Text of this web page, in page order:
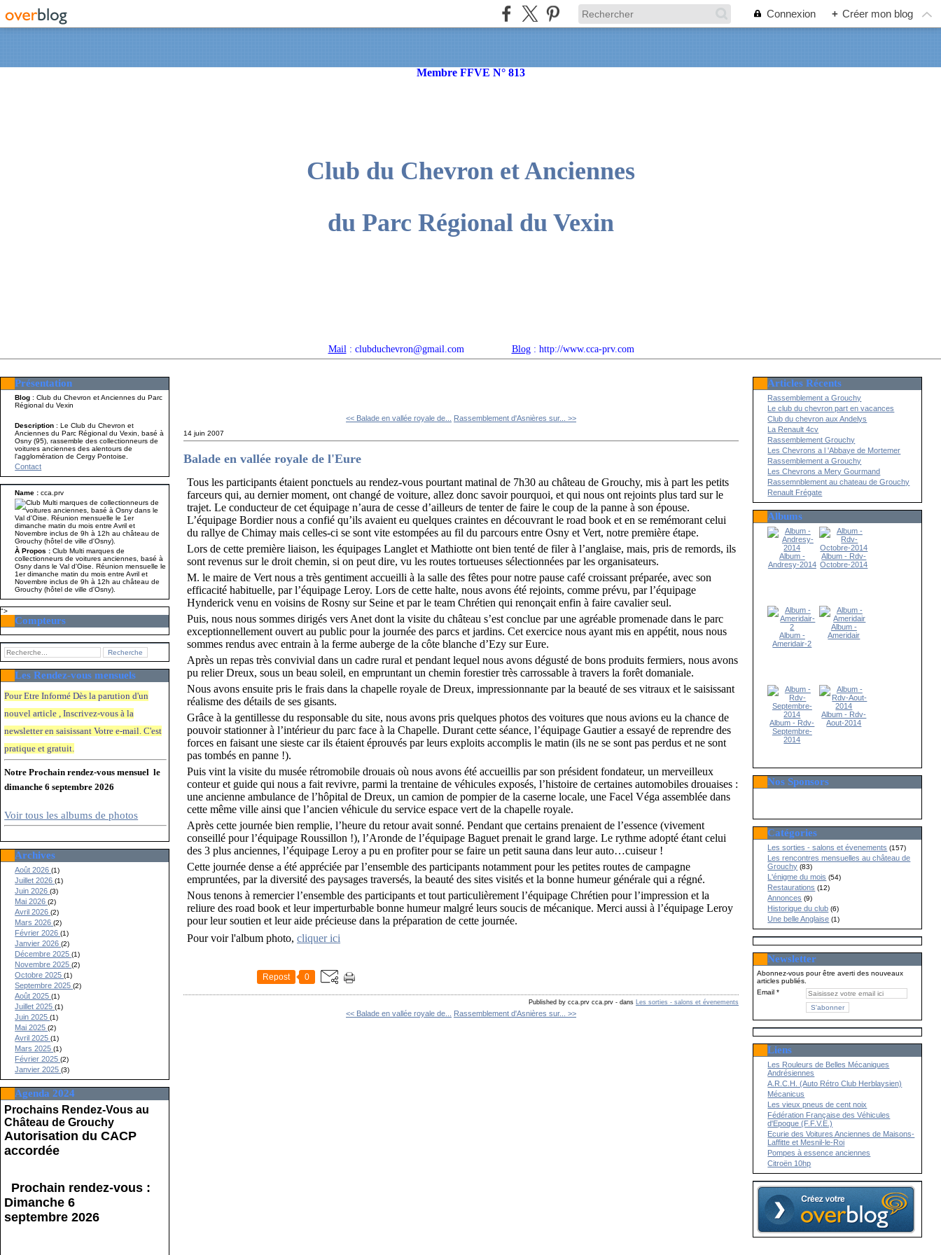
Connexion + Créer mon blog
Membre FFVE N° 813
Club du Chevron et Anciennes
du Parc Régional du Vexin
Mail : clubduchevron@gmail.com Blog: http://www.cca-prv.com
Présentation
Blog : Club du Chevron et Anciennes du Parc
Régional du Vexin
Description: Le Club du Chevron et
Anciennes du Parc Régional du Vexin, basé à
Osny (95), rassemble des collectionneurs de
voitures anciennes des alentours de
l'agglomération de Cergy Pontoise.
Contact
Name :cca.prv
À Propos :Club Multi marques de
collectionneurs de voitures anciennes, basé à
Osny dans le Val d'Oise. Réunion mensuelle le
1er dimanche matin du mois entre Avril et
Novembre inclus de 9h à 12h au château de
Grouchy (hôtel de ville d'Osny).
">
Compteurs
Les Rendez-vous mensuels
Pour Etre Informé Dès la parution d'un
nouvel article , Inscrivez-vous à la
newsletter en saisissant Votre e-mail. C'est
pratique et gratuit.
Notre Prochain rendez-vous mensuel le
dimanche 6 septembre 2026
Voir tous les albums de photos
Archives
Août 2026(1)
Juillet 2026(1)
Juin 2026(3)
Mai 2026(2)
Avril 2026(2)
Mars 2026(2)
Février 2026(1)
Janvier 2026(2)
Décembre 2025(1)
Novembre 2025(2)
Octobre 2025(1)
Septembre 2025(2)
Août 2025(1)
Juillet 2025(1)
Juin 2025(1)
Mai 2025(2)
Avril 2025(1)
Mars 2025(1)
Février 2025(2)
Janvier 2025(3)
Agenda 2024
Prochains Rendez-Vous au
Château de Grouchy
Autorisation du CACP
accordée
Prochain rendez-vous :
Dimanche 6
septembre 2026
<< Balade en vallée royale de... Rassemblement d'Asnières sur... >>
14 juin 2007
Balade en vallée royale de l'Eure
Tous les participants étaient ponctuels au rendez-vous pourtant matinal de 7h30 au château de Grouchy, mis à part les petits
farceurs qui, au dernier moment, ont changé de voiture, allez donc savoir pourquoi, et qui nous ont rejoints plus tard sur le
trajet. Le conducteur de cet équipage n’aura de cesse d’ailleurs de tenter de faire le coup de la panne à son épouse.
L’équipage Bordier nous a confié qu’ils avaient eu quelques craintes en découvrant le road book et en se remémorant celui
du rallye de Chimay mais celles-ci se sont vite estompées au fil du parcours entre Osny et Vert, notre première étape.
Lors de cette première liaison, les équipages Langlet et Mathiotte ont bien tenté de filer à l’anglaise, mais, pris de remords, ils
sont revenus sur le droit chemin, si on peut dire, vu les routes tortueuses sélectionnées par les organisateurs.
M. le maire de Vert nous a très gentiment accueilli à la salle des fêtes pour notre pause café croissant préparée, avec son
efficacité habituelle, par l’équipage Leroy. Lors de cette halte, nous avons été rejoints, comme prévu, par l’équipage
Hynderick venu en voisins de Rosny sur Seine et par le team Chrétien qui renonçait enfin à faire cavalier seul.
Puis, nous nous sommes dirigés vers Anet dont la visite du château s’est conclue par une agréable promenade dans le parc
exceptionnellement ouvert au public pour la journée des parcs et jardins. Cet exercice nous ayant mis en appétit, nous nous
sommes rendus avec entrain à la ferme auberge de la côte blanche d’Ezy sur Eure.
Après un repas très convivial dans un cadre rural et pendant lequel nous avons dégusté de bons produits fermiers, nous avons
pu relier Dreux, sous un beau soleil, en empruntant un chemin forestier très carrossable à travers la forêt domaniale.
Nous avons ensuite pris le frais dans la chapelle royale de Dreux, impressionnante par la beauté de ses vitraux et le saisissant
réalisme des détails de ses gisants.
Grâce à la gentillesse du responsable du site, nous avons pris quelques photos des voitures que nous avions eu la chance de
pouvoir stationner à l’intérieur du parc face à la Chapelle. Durant cette séance, l’équipage Gautier a essayé de reprendre des
forces en faisant une sieste car ils étaient éprouvés par leurs exploits accomplis le matin (ils ne se sont pas perdus et ne sont
pas tombés en panne !).
Puis vint la visite du musée rétromobile drouais où nous avons été accueillis par son président fondateur, un merveilleux
conteur et guide qui nous a fait revivre, parmi la trentaine de véhicules exposés, l’histoire de certaines automobiles drouaises :
une ancienne ambulance de l’hôpital de Dreux, un camion de pompier de la caserne locale, une Facel Véga assemblée dans
cette même ville ainsi que l’ancien véhicule du service espace vert de la chapelle royale.
Après cette journée bien remplie, l’heure du retour avait sonné. Pendant que certains prenaient de l’essence (vivement
conseillé pour l’équipage Roussillon !), l’Aronde de l’équipage Baguet prenait le grand large. Le rythme adopté étant celui
des 3 plus anciennes, l’équipage Leroy a pu en profiter pour se faire un petit sauna dans leur auto…cuiseur !
Cette journée dense a été appréciée par l’ensemble des participants notamment pour les petites routes de campagne
empruntées, par la diversité des paysages traversés, la beauté des sites visités et la bonne humeur générale qui a régné.
Nous tenons à remercier l’ensemble des participants et tout particulièrement l’équipage Chrétien pour l’impression et la
reliure des road book et leur imperturbable bonne humeur malgré leurs soucis de mécanique. Merci aussi à l’équipage Leroy
pour leur soutien et leur aide précieuse dans la préparation de cette journée.
Pour voir l'album photo,cliquer ici
Repost 0
Published by cca.prv cca.prv - dans Les sorties - salons et évenements
<< Balade en vallée royale de... Rassemblement d'Asnières sur... >>
Articles Récents
Rassemblement a Grouchy
Le club du chevron part en vacances
Club du chevron aux Andelys
La Renault 4cv
Rassemblement Grouchy
Les Chevrons a l 'Abbaye de Mortemer
Rassemblement a Grouchy
Les Chevrons a Mery Gourmand
Rassemnblement au chateau de Grouchy
Renault Frégate
Albums
Album -
Andresy-2014
Album - Rdv-
Octobre-2014
Album -
Ameridair-2
Album -
Ameridair
Album - Rdv-
Septembre-
2014
Album - Rdv-
Aout-2014
Nos Sponsors
Catégories
Les sorties - salons et évenements (157)
Les rencontres mensuelles au château de
Grouchy (83)
L'énigme du mois (54)
Restaurations (12)
Annonces (9)
Historique du club (6)
Une belle Anglaise (1)
Newsletter
Abonnez-vous pour être averti des nouveaux
articles publiés.
Email
Liens
Les Rouleurs de Belles Mécaniques
Andrésiennes
A.R.C.H. (Auto Rétro Club Herblaysien)
Mécanicus
Les vieux pneus de cent noix
Fédération Française des Véhicules
d'Epoque (F.F.V.E.)
Ecurie des Voitures Anciennes de Maisons-
Laffitte et Mesnil-le-Roi
Pompes à essence anciennes
Citroën 10hp